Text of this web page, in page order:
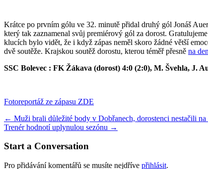
Krátce po prvním gólu ve 32. minutě přidal druhý gól Jonáš
který tak zaznamenal svůj premiérový gól za dorost.
klucích bylo vidět, že i když zápas neměl skoro žádné větší
dvě soutěže. Krajskou soutěž dorostu, kterou téměř přesně na
SSC Bolevec : FK Žákava (dorost) 4:0 (2:0), M. Švehla, J.
Fotoreportáž ze zápasu ZDE
Post
navigation
← Muži brali důležité body v Dobřanech, dorostenci nestačili
Trenér hodnotí uplynulou sezónu →
Start a Conversation
Pro přidávání komentářů se musíte nejdříve přihlásit.